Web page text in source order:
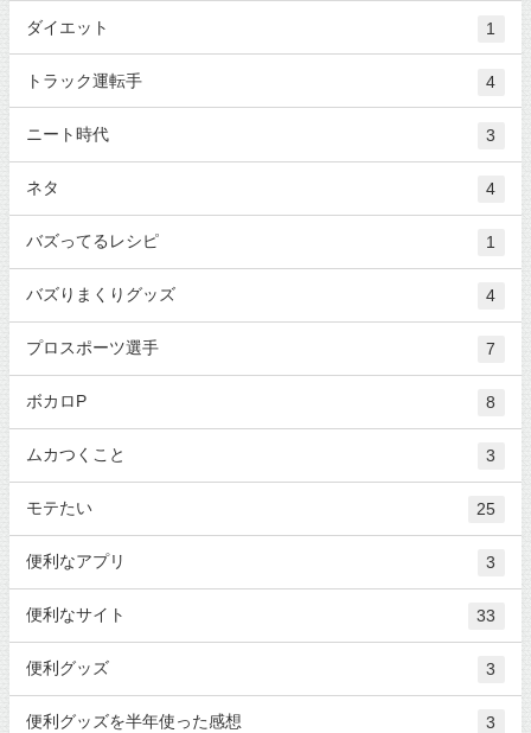
ダイエット 1
トラック運転手 4
ニート時代 3
ネタ 4
バズってるレシピ 1
バズりまくりグッズ 4
プロスポーツ選手 7
ボカロP 8
ムカつくこと 3
モテたい 25
便利なアプリ 3
便利なサイト 33
便利グッズ 3
便利グッズを半年使った感想 3